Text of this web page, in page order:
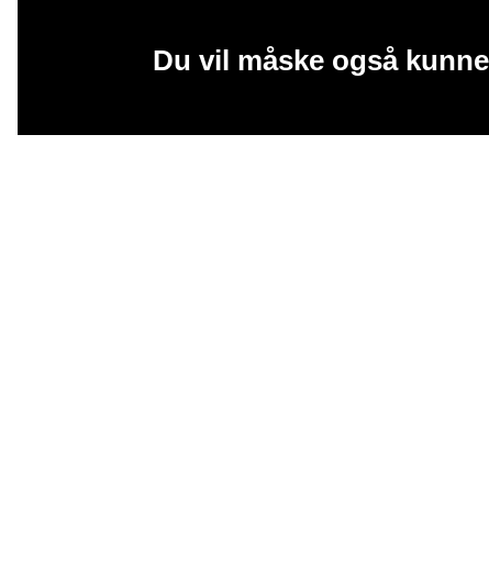
Du vil måske også